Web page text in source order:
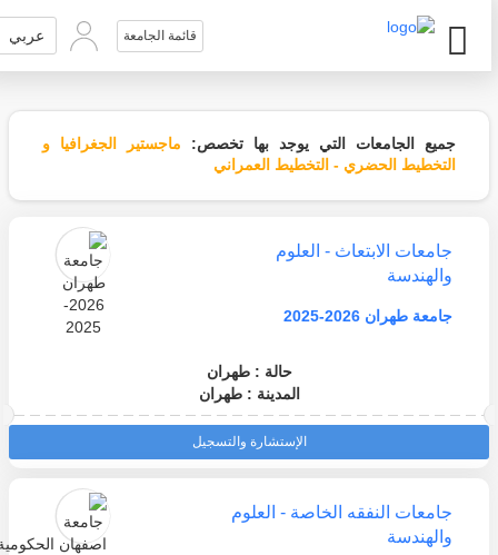
قائمة الجامعة عربي
جميع الجامعات التي يوجد بها تخصص:
ماجستير الجغرافيا و
التخطيط الحضري - التخطيط العمراني
جامعات الابتعاث - العلوم
والهندسة
جامعة طهران 2026-2025
حالة : طهران
المدينة : طهران
الإستشارة والتسجيل
جامعات النفقه الخاصة - العلوم
والهندسة